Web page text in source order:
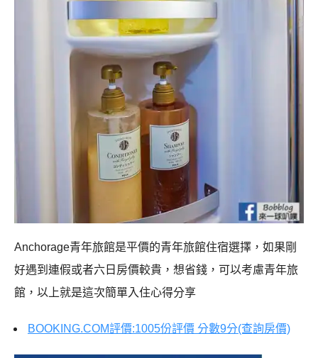
Anchorage青年旅館是平價的青年旅館住宿選擇，如果剛
好遇到連假或者六日房價較貴，想省錢，可以考慮青年旅
館，以上就是這次簡單入住心得分享
BOOKING.COM評價:1005份評價 分數9分(查詢房價)